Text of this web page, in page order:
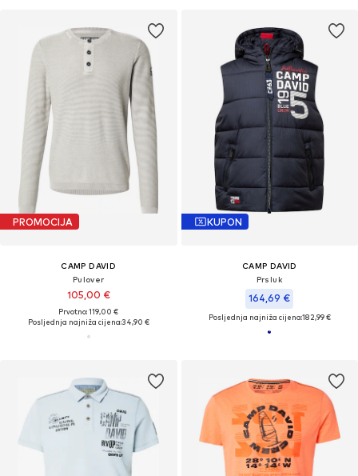
PROMOCIJA
CAMP DAVID
Pulover
105,00 €
Prvotno: 119,00 €
Posljednja najniža cijena:34,90 €
KUPON
CAMP DAVID
Prsluk
164,69 €
Posljednja najniža cijena:182,99 €